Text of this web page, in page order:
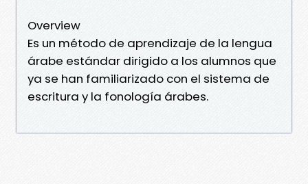
Overview
Es un método de aprendizaje de la lengua
árabe estándar dirigido a los alumnos que
ya se han familiarizado con el sistema de
escritura y la fonología árabes.